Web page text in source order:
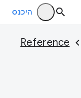
היכנס
Reference